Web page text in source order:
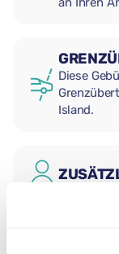
Diese
Island.